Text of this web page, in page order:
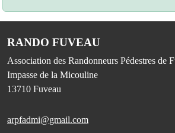
RANDO FUVEAU
Association des Randonneurs Pédestres de
Impasse de la Micouline
13710 Fuveau
arpfadmi@gmail.com